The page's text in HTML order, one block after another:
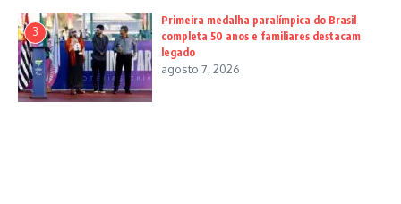
3
Primeira medalha paralímpica do Brasil
completa 50 anos e familiares destacam
legado
agosto 7, 2026